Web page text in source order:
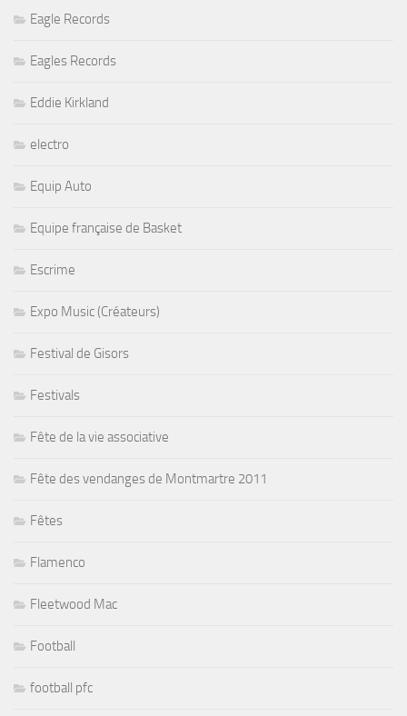
Eagle Records
Eagles Records
Eddie Kirkland
electro
Equip Auto
Equipe française de Basket
Escrime
Expo Music (Créateurs)
Festival de Gisors
Festivals
Fête de la vie associative
Fête des vendanges de Montmartre 2011
Fêtes
Flamenco
Fleetwood Mac
Football
football pfc